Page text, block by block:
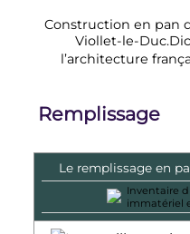
Construction en pan
Viollet-le-
l’architecture
Remplissage
Le remplissage en
Inventaire
immatériel